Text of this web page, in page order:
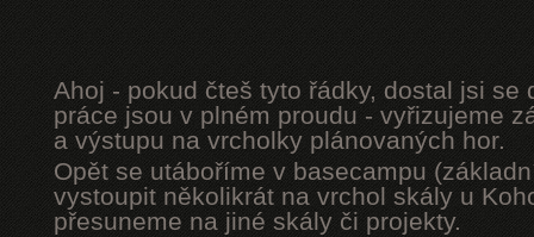
Ahoj - pokud čteš tyto řádky, dostal jsi se
práce jsou v plném proudu - vyřizujeme
a výstupu na vrcholky plánovaných hor.
Opět se utáboříme v basecampu
vystoupit několikrát na vrchol skály u
přesuneme na jiné skály či projekty.